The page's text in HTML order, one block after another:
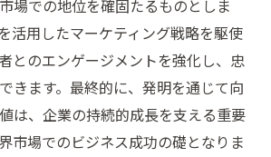
場での地位を確固たるものとしま
活用したマーケティング戦略を駆使
とのエンゲージメントを強化し、忠
きます。最終的に、発明を通じて向
は、企業の持続的成長を支える重要
市場でのビジネス成功の礎となりま